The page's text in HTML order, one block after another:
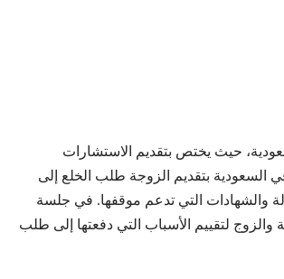
حيث يختص بتقديم الاستشارات
السعودية بتقديم الزوجة طلب الخلع إلى
والشهادات التي تدعم موقفها. في جلسة
والزوج لتقييم الأسباب التي دفعتها إلى طلب